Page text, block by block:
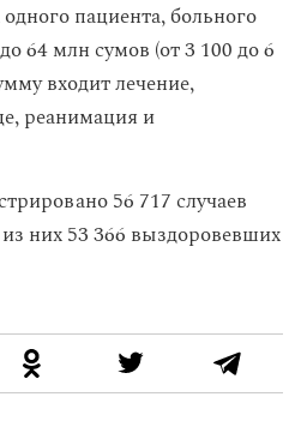
пациента, больного
64 млн сумов (от 3 100 до 6
входит лечение,
реанимация и
56 717 случаев
них 53 366 выздоровевших